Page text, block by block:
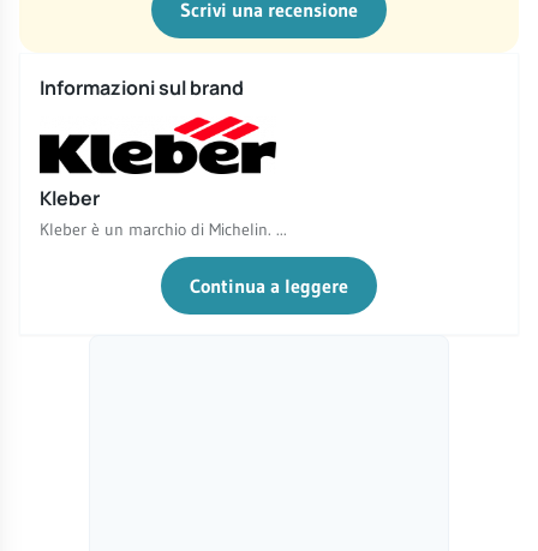
Scrivi una recensione
Informazioni sul brand
Kleber
Kleber è un marchio di Michelin. ...
Continua a leggere